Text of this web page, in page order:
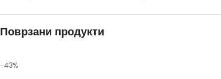
Поврзани продукти
-43%